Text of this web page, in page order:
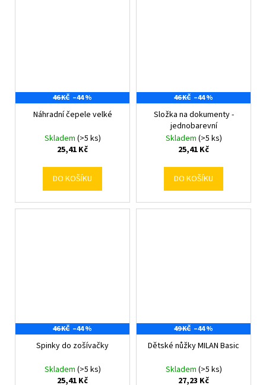
46 KČ –44 %
Náhradní čepele velké
Skladem (>5 ks)
25,41 Kč
DO KOŠÍKU
46 KČ –44 %
Složka na dokumenty -
jednobarevní
Skladem (>5 ks)
25,41 Kč
DO KOŠÍKU
46 KČ –44 %
Spinky do zošívačky
Skladem (>5 ks)
25,41 Kč
49 KČ –44 %
Dětské nůžky MILAN Basic
Skladem (>5 ks)
27,23 Kč